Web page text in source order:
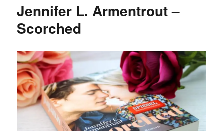
Jennifer L. Armentrout –
Scorched